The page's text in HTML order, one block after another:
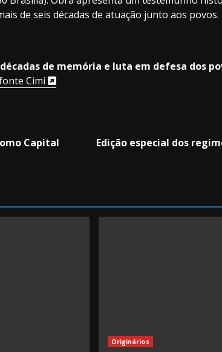
de seis décadas de atuação junto aos povos.
de memória e luta em defesa dos
Cimi
Capital
Edição especial dos
Originários